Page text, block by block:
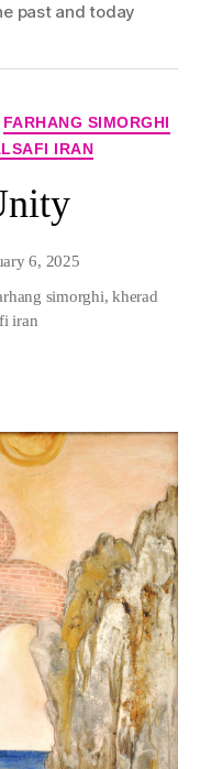
past and today
FARHANG SIMORGHI
IRAN
6, 2025
simorghi,kherad
iran